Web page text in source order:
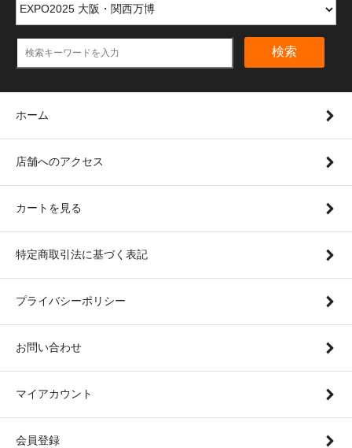
検索
ホーム
店舗へのアクセス
カートを見る
特定商取引法に基づく表記
プライバシーポリシー
お問い合わせ
マイアカウント
会員登録